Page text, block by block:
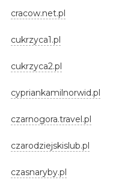
cracow.net.pl
cukrzyca1.pl
cukrzyca2.pl
cypriankamilnorwid.pl
czarnogora.travel.pl
czarodziejskislub.pl
czasnaryby.pl